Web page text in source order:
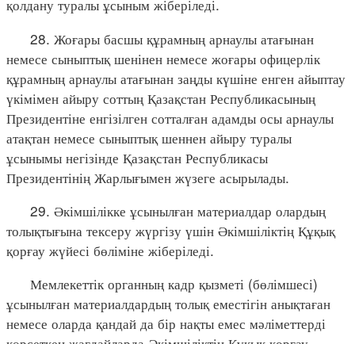
қолдану туралы ұсыным жіберіледі.
28. Жоғары басшы құрамның арнаулы атағынан
немесе сыныптық шенінен немесе жоғары офицерлік
құрамның арнаулы атағынан заңды күшіне енген айыптау
үкімімен айыру соттың Қазақстан Республикасының
Президентіне енгізілген сотталған адамды осы арнаулы
атақтан немесе сыныптық шеннен айыру туралы
ұсынымы негізінде Қазақстан Республикасы
Президентінің Жарлығымен жүзеге асырылады.
29. Әкімшілікке ұсынылған материалдар олардың
толықтығына тексеру жүргізу үшін Әкімшіліктің Құқық
қорғау жүйесі бөліміне жіберіледі.
Мемлекеттік органның кадр қызметі (бөлімшесі)
ұсынылған материалдардың толық еместігін анықтаған
немесе оларда қандай да бір нақты емес мәліметтерді